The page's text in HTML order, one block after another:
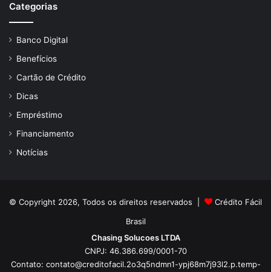
Categorias
Banco Digital
Benefícios
Cartão de Crédito
Dicas
Empréstimo
Financiamento
Notícias
© Copyright 2026, Todos os direitos reservados |
Crédito Fácil
Brasil
Chasing Solucoes LTDA
CNPJ: 46.386.699/0001-70
Contato: contato@creditofacil.2o3q5ndmn1-ypj68m7j93l2.p.temp-